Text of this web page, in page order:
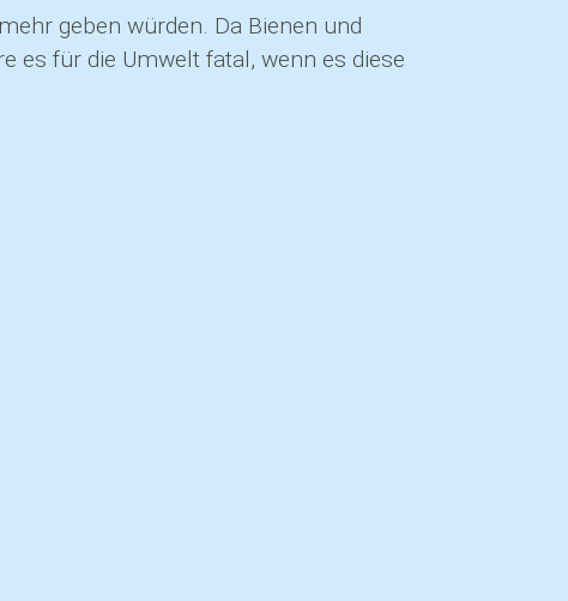
geben würden. Da Bienen und
es für die Umwelt fatal, wenn es diese